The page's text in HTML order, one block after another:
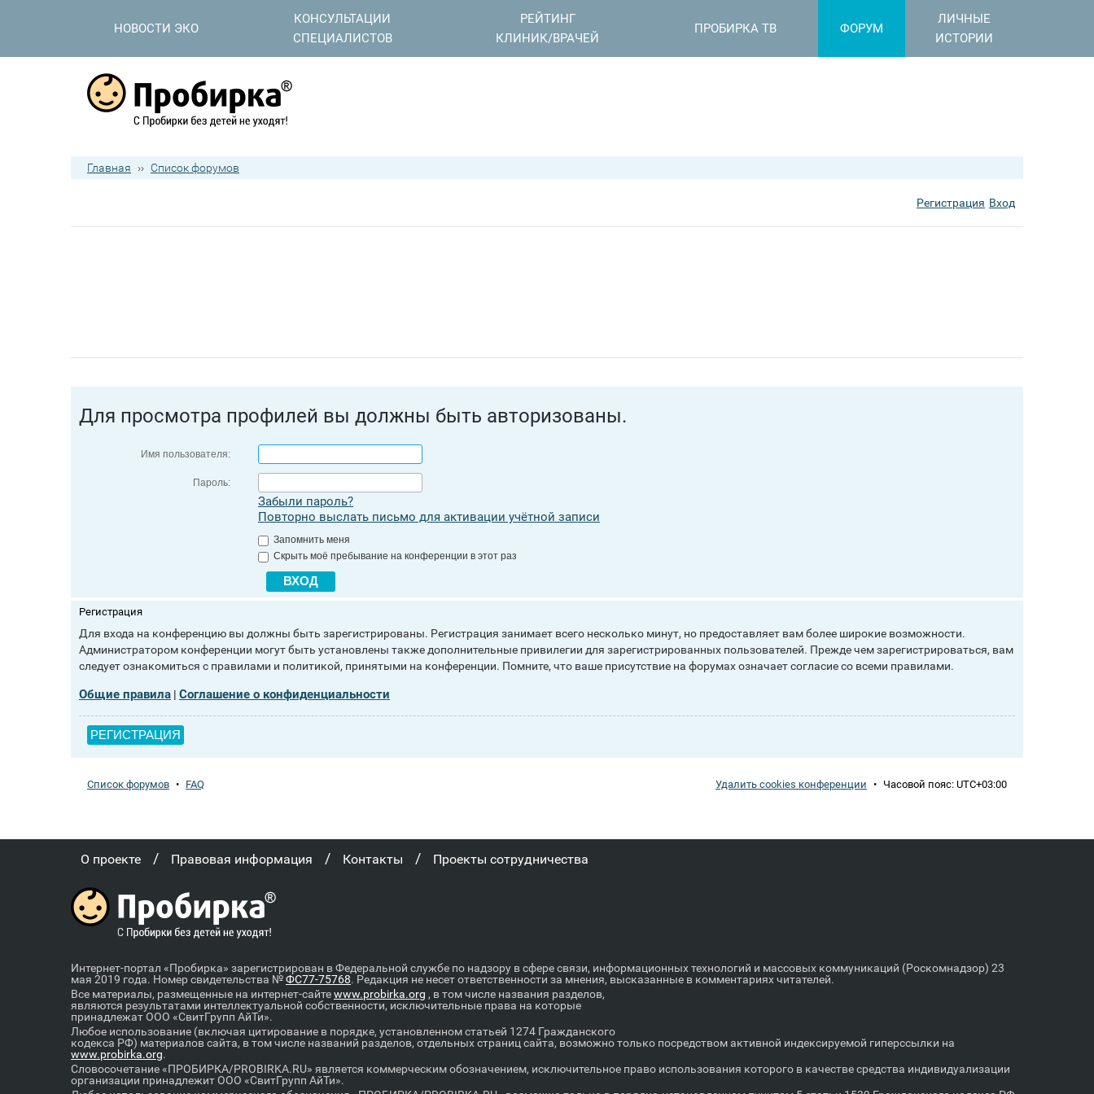
НОВОСТИ ЭКО
КОНСУЛЬТАЦИИ
СПЕЦИАЛИСТОВ
РЕЙТИНГ
КЛИНИК/ВРАЧЕЙ
ПРОБИРКА ТВ ФОРУМ
ЛИЧНЫЕ
ИСТОРИИ
Главная ›› Список форумов
Регистрация Вход
Для просмотра профилей вы должны быть авторизованы.
Имя пользователя:
Пароль:
Забыли пароль?
Повторно выслать письмо для активации учётной записи
Запомнить меня
Скрыть моё пребывание на конференции в этот раз
Регистрация
Для входа на конференцию вы должны быть зарегистрированы. Регистрация занимает всего несколько минут, но предоставляет вам более широкие возможности.
Администратором конференции могут быть установлены также дополнительные привилегии для зарегистрированных пользователей. Прежде чем зарегистрироваться, вам
следует ознакомиться с правилами и политикой, принятыми на конференции. Помните, что ваше присутствие на форумах означает согласие со всеми правилами.
Общие правила | Соглашение о конфиденциальности
РЕГИСТРАЦИЯ
Список форумов • FAQ Удалить cookies конференции • Часовой пояс: UTC+03:00
О проекте / Правовая информация / Контакты / Проекты сотрудничества
Интернет-портал «Пробирка» зарегистрирован в Федеральной службе по надзору в сфере связи, информационных технологий и массовых коммуникаций (Роскомнадзор) 23
мая 2019 года. Номер свидетельства №ФС77-75768. Редакция не несет ответственности за мнения, высказанные в комментариях читателей.
Все материалы, размещенные на интернет-сайтеwww.probirka.org , в том числе названия разделов,
являются результатами интеллектуальной собственности, исключительные права на которые
принадлежат ООО «СвитГрупп АйТи».
Любое использование (включая цитирование в порядке, установленном статьей 1274 Гражданского
кодекса РФ) материалов сайта, в том числе названий разделов, отдельных страниц сайта, возможно только посредством активной индексируемой гиперссылки на
www.probirka.org.
Словосочетание «ПРОБИРКА/PROBIRKA.RU» является коммерческим обозначением, исключительное право использования которого в качестве средства индивидуализации
организации принадлежит ООО «СвитГрупп АйТи».